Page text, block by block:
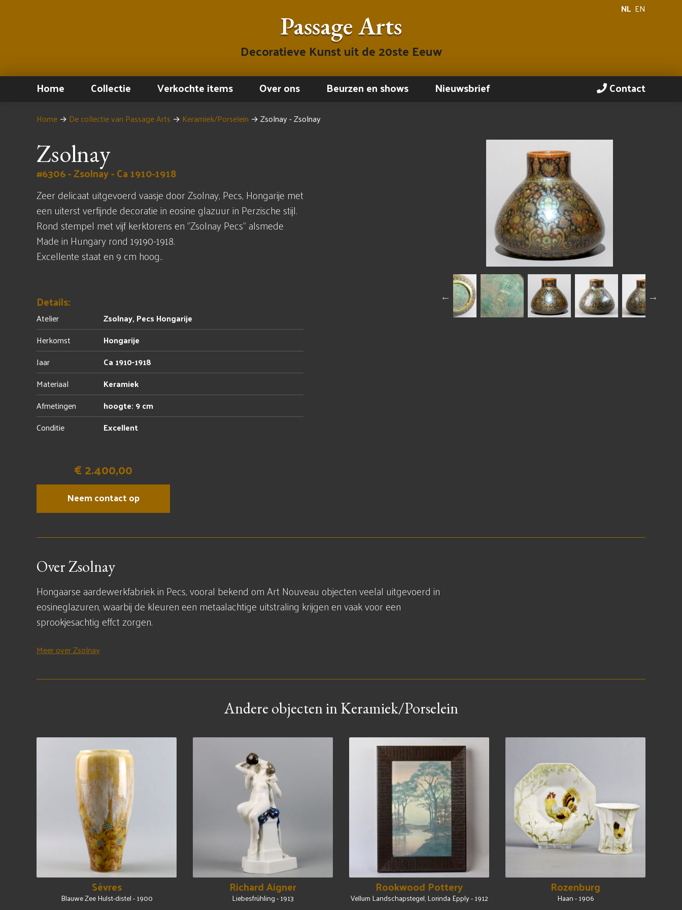
NL EN
Passage Arts
Decoratieve Kunst uit de 20ste Eeuw
Home Collectie Verkochte items Over ons Beurzen en shows Nieuwsbrief Contact
Home → De collectie van Passage Arts → Keramiek/Porselein →Zsolnay - Zsolnay
Zsolnay
#6306 - Zsolnay - Ca 1910-1918
Zeer delicaat uitgevoerd vaasje door Zsolnay, Pecs, Hongarije met
een uiterst verfijnde decoratie in eosine glazuur in Perzische stijl.
Rond stempel met vijf kerktorens en "Zsolnay Pecs" alsmede
Made in Hungary rond 19190-1918.
Excellente staat en 9 cm hoog..
Details:
Atelier
Zsolnay, Pecs Hongarije
Herkomst
Hongarije
Jaar
Ca 1910-1918
Materiaal
Keramiek
Afmetingen
hoogte: 9 cm
Conditie
Excellent
€ 2.400,00
Neem contact op
Over Zsolnay
Hongaarse aardewerkfabriek in Pecs, vooral bekend om Art Nouveau objecten veelal uitgevoerd in
eosineglazuren, waarbij de kleuren een metaalachtige uitstraling krijgen en vaak voor een
sprookjesachtig effct zorgen.
Meer over Zsolnay
Andere objecten in Keramiek/Porselein
Sèvres
Blauwe Zee Hulst-distel - 1900
Richard Aigner
Liebesfrühling - 1913
Rookwood Pottery
Vellum Landschapstegel, Lorinda Epply - 1912
Rozenburg
Haan - 1906